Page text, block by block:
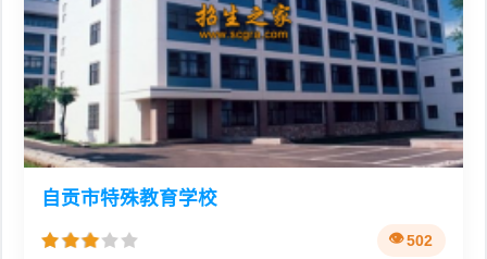
自贡市特殊教育学校
502